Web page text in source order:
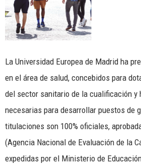
La Universidad Europea de Madrid ha
en el área de salud, concebidos para
del sector sanitario de la cualificación y
necesarias para desarrollar puestos de
titulaciones son 100% oficiales,
(Agencia Nacional de Evaluación de la
expedidas por el Ministerio de